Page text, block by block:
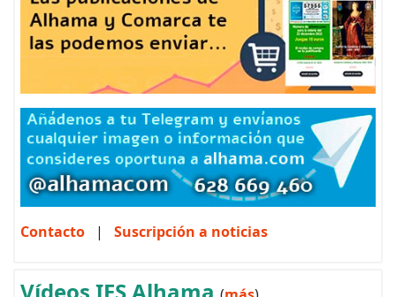
Contacto | Suscripción a noticias
Vídeos IES Alhama